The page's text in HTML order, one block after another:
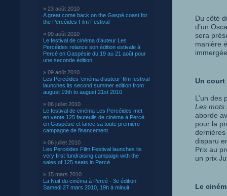
» 23 août 2010
A great come back on the Gaspé coast for
the Percéides Film Festival
» 09 août 2010
Le festival de cinéma d’auteur Les
Percéides relance son édition estivale à
Percé en Gaspésie du 19 au 21 août pour
une seconde édition.
» 09 août 2010
Les Percéides ‘cinéma d’auteur’ film festival
launches its second summer edition from
august 19th to august 21st 2010
» 06 juillet 2010
Le festival de cinéma Les Percéides met
en vente 125 fauteuils de cinéma à Percé
en Gaspésie et lance sa toute première
campagne de financement.
» 06 juillet 2010
Les Percéides Film Festival launches its
very first fundraising campaign with the
sales of 125 seats in Percé.
» 15 mars 2010
La Nuit du cinéma à Percé - 3e édition
Samedi 27 mars 2010, 19h à minuit
Du côté
d’un
sera
manière
Un court
L’un des
Les
aborde
pour la
disparu
Prix au
un prix
Le